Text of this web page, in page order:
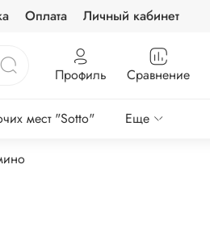
Оплата Личный кабинет
Профиль Сравнение
мест "Sotto" Еще